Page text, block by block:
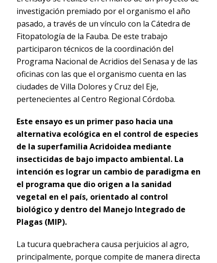
investigación premiado por el organismo el año
pasado, a través de un vínculo con la Cátedra de
Fitopatología de la Fauba. De este trabajo
participaron técnicos de la coordinación del
Programa Nacional de Acridios del Senasa y de las
oficinas con las que el organismo cuenta en las
ciudades de Villa Dolores y Cruz del Eje,
pertenecientes al Centro Regional Córdoba.
Este ensayo es un primer paso hacia una
alternativa ecológica en el control de especies
de la superfamilia Acridoidea mediante
insecticidas de bajo impacto ambiental. La
intención es lograr un cambio de paradigma en
el programa que dio origen a la sanidad
vegetal en el país, orientado al control
biológico y dentro del Manejo Integrado de
Plagas (MIP).
La tucura quebrachera causa perjuicios al agro,
principalmente, porque compite de manera directa